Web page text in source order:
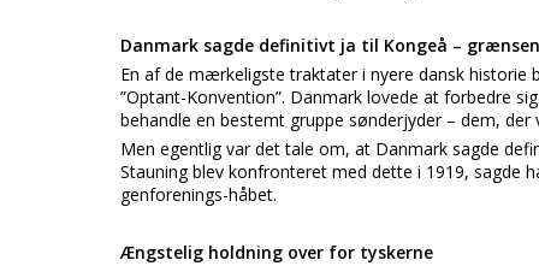
Danmark sagde definitivt ja til Kongeå – grænsen
En af de mærkeligste traktater i nyere dansk historie
”Optant-Konvention”. Danmark lovede at forbedre
behandle en bestemt gruppe sønderjyder – dem,
Men egentlig var det tale om, at Danmark sagde
Stauning blev konfronteret med dette i 1919, sagde
genforenings-håbet.
Ængstelig holdning over for tyskerne